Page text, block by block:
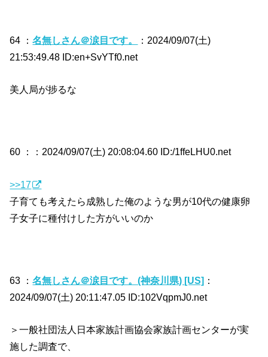
64 ：名無しさん＠涙目です。
：2024/09/07(土)
21:53:49.48 ID:en+SvYTf0.net
美人局が捗るな
60 ： ：2024/09/07(土) 20:08:04.60 ID:/1ffeLHU0.net
>>17
子育ても考えたら成熟した俺のような男が10代の健康卵
子女子に種付けした方がいいのか
63 ：名無しさん＠涙目です。(神奈川県) [US] ：
2024/09/07(土) 20:11:47.05 ID:102VqpmJ0.net
＞一般社団法人日本家族計画協会家族計画センターが実
施した調査で、